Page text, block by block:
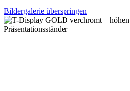
Bildergalerie überspringen